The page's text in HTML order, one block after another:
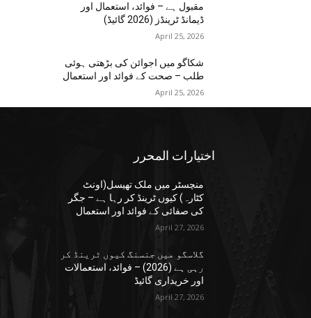
مقبول ہے – فوائد، استعمال اور
ڈیمانڈ ٹرینڈز (2026 گائیڈ)
April 25, 2026
شکاگو میں اجوائن کی بڑھتی ہوئی
طلب – صحت کے فوائد اور استعمال
April 25, 2026
اختيارات المحرر
منچسٹر میں ملک تھیسل(اونٹ
کٹارہ) کیوں ٹرینڈ کر رہا ہے – جگر
کی صفائی کے فوائد اور استعمال
April 27, 2026
گلاسگو میں جنسنگ کیوں ٹرینڈ کر
رہی ہے (2026) – فوائد، استعمالات
اور خریداری گائیڈ
April 27, 2026